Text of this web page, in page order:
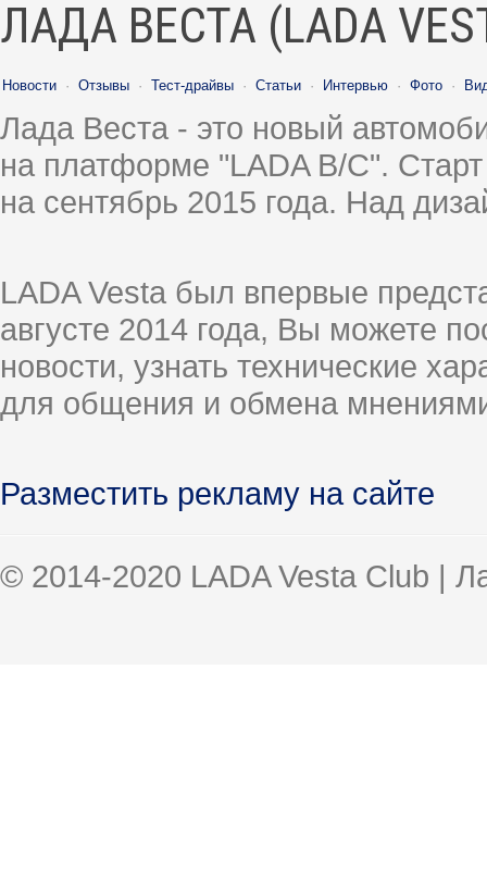
ЛАДА ВЕСТА (LADA
Новости · Отзывы · Тест-драйвы · Статьи · Интервью · Фото ·
Лада Веста - это новый
на платформе "LADA B/C".
на сентябрь 2015 года. Над
LADA Vesta был впервые
августе 2014 года, Вы можете
новости, узнать технические
для общения и обмена
Разместить рекламу на сайте
© 2014-2020 LADA Vesta Club |